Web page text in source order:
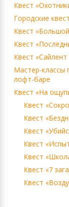
Квест
Городские
Квест
Квест
Квест «Сайлент
Мастер-классы
лофт-баре
Квест «На
Квест
Квест
Квест
Квест
Квест
Квест «7
Квест